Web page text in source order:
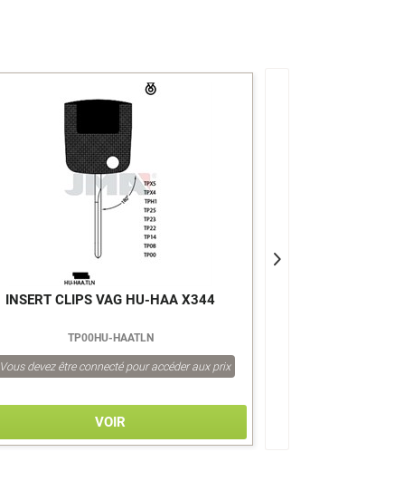
INSERT CLIPS VAG HU-HAA X344
TP00HU-HAATLN
Vous devez être connecté pour accéder aux prix
VOIR